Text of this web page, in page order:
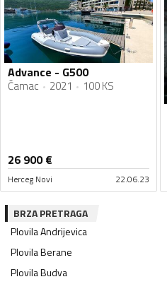
Advance - G500
Čamac 2021 100 KS
26 900€
Herceg Novi 22.06.23
BRZA PRETRAGA
PlovilaAndrijevica
PlovilaBerane
PlovilaBudva